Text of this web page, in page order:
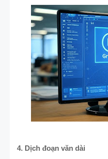
4. Dịch đoạn văn dài